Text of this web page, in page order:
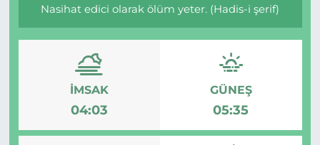
Nasihat edici olarak ölüm yeter. (Hadis-i şerif)
İMSAK
04:03
GÜNEŞ
05:35
BÖLGE
YAŞAM
DÜNYA
GENEL